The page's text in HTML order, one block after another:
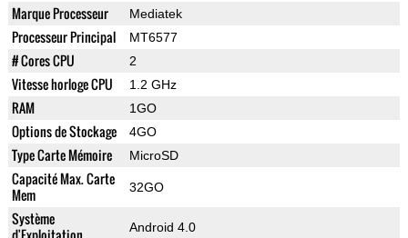
Marque Processeur Mediatek
Processeur Principal MT6577
# Cores CPU 2
Vitesse horloge CPU 1.2 GHz
RAM 1GO
Options de Stockage 4GO
Type Carte Mémoire MicroSD
Capacité Max. Carte
Mem
32GO
Système
Android 4.0